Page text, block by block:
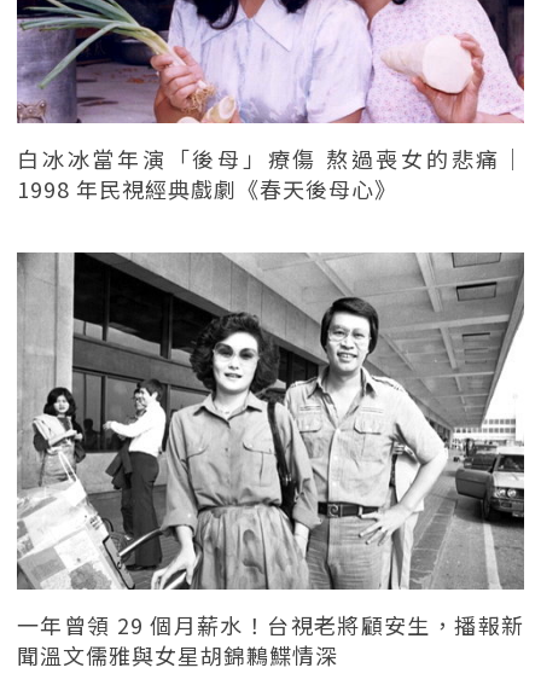
白冰冰當年演「後母」療傷 熬過喪女的悲痛｜
1998 年民視經典戲劇《春天後母心》
一年曾領 29 個月薪水！台視老將顧安生，播報新
聞溫文儒雅與女星胡錦鶼鰈情深